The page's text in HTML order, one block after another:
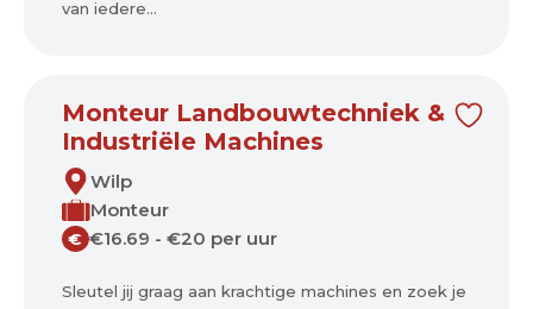
van iedere...
Monteur Landbouwtechniek &
Industriële Machines
Wilp
Monteur
€ €16.69 - €20 per uur
Sleutel jij graag aan krachtige machines en zoek je